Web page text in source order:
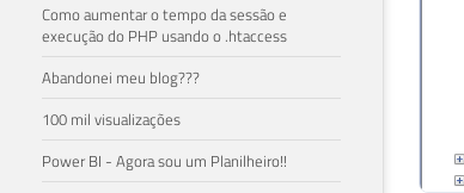
Como aumentar o tempo da sessão e
execução do PHP usando o .htaccess
Abandonei meu blog???
100 mil visualizações
Power BI - Agora sou um Planilheiro!!